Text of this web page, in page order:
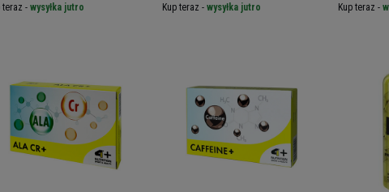
teraz - wysyłka jutro Kup teraz - wysyłka jutro
Kup teraz -